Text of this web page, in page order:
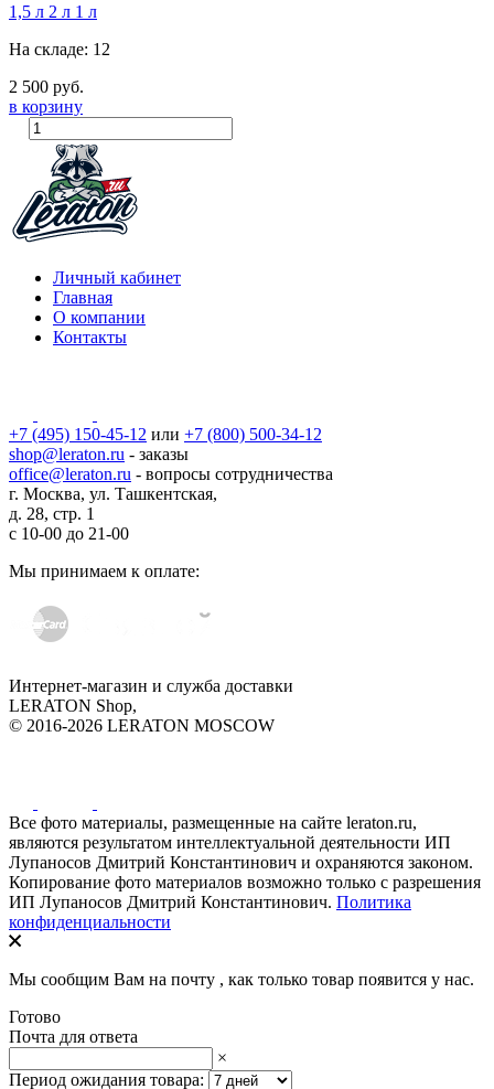
1,5 л 2 л 1 л
На складе: 12
2 500 руб.
в корзину
Личный кабинет
Главная
О компании
Контакты
+7 (495) 150-45-12 или +7 (800) 500-34-12
shop@leraton.ru - заказы
office@leraton.ru - вопросы сотрудничества
г. Москва, ул. Ташкентская,
д. 28, стр. 1
с 10-00 до 21-00
Мы принимаем к оплате:
Интернет-магазин и служба доставки
LERATON Shop,
© 2016-2026 LERATON MOSCOW
Все фото материалы, размещенные на сайте leraton.ru,
являются результатом интеллектуальной деятельности ИП
Лупаносов Дмитрий Константинович и охраняются законом.
Копирование фото материалов возможно только с разрешения
ИП Лупаносов Дмитрий Константинович. Политика
конфиденциальности
Мы сообщим Вам на почту , как только товар появится у нас.
Готово
Почта для ответа
×
Период ожидания товара: